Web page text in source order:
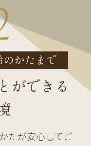
のかたまで
ができる
たが安心してご